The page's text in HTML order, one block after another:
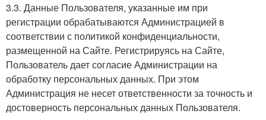
3.3. Данные Пользователя, указанные им при
регистрации обрабатываются Администрацией в
соответствии с политикой конфиденциальности,
размещенной на Сайте. Регистрируясь на Сайте,
Пользователь дает согласие Администрации на
обработку персональных данных. При этом
Администрация не несет ответственности за точность и
достоверность персональных данных Пользователя.